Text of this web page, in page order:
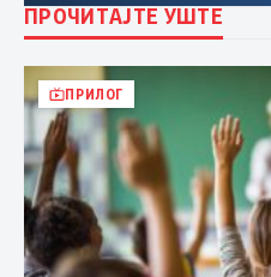
ПРОЧИТАЈТЕ УШТЕ
ПРИЛОГ